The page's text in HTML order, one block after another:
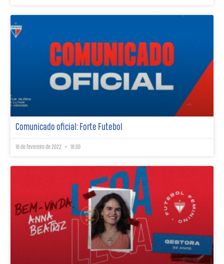
Comunicado oficial: Forte Futebol
16 de fevereiro de 2022 16:00